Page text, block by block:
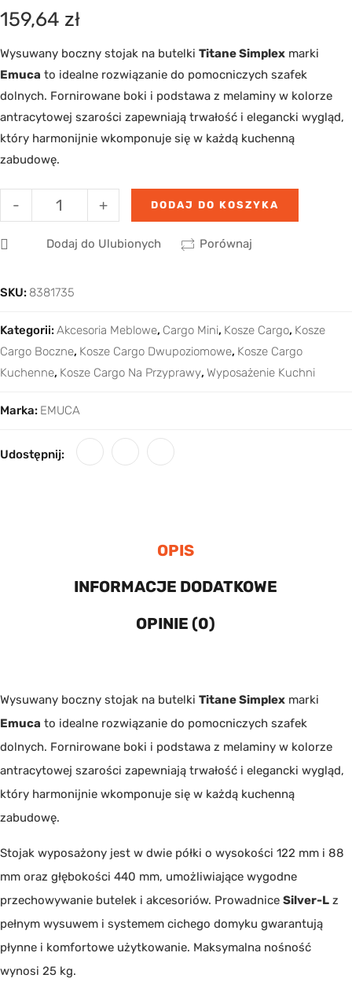
159,64 zł
Wysuwany boczny stojak na butelki Titane Simplex marki
Emuca to idealne rozwiązanie do pomocniczych szafek
dolnych. Fornirowane boki i podstawa z melaminy w kolorze
antracytowej szarości zapewniają trwałość i elegancki wygląd,
który harmonijnie wkomponuje się w każdą kuchenną
zabudowę.
+
- DODAJ DO KOSZYKA
Dodaj do Ulubionych Porównaj
SKU: 8381735
Kategorii:Akcesoria Meblowe, Cargo Mini, Kosze Cargo, Kosze
Cargo Boczne, Kosze Cargo Dwupoziomowe, Kosze Cargo
Kuchenne, Kosze Cargo Na Przyprawy, Wyposażenie Kuchni
Marka: EMUCA
Udostępnij:
OPIS
INFORMACJE DODATKOWE
OPINIE (0)
Wysuwany boczny stojak na butelki Titane Simplex marki
Emuca to idealne rozwiązanie do pomocniczych szafek
dolnych. Fornirowane boki i podstawa z melaminy w kolorze
antracytowej szarości zapewniają trwałość i elegancki wygląd,
który harmonijnie wkomponuje się w każdą kuchenną
zabudowę.
Stojak wyposażony jest w dwie półki o wysokości 122 mm i 88
mm oraz głębokości 440 mm, umożliwiające wygodne
przechowywanie butelek i akcesoriów. Prowadnice Silver-L z
pełnym wysuwem i systemem cichego domyku gwarantują
płynne i komfortowe użytkowanie. Maksymalna nośność
wynosi 25 kg.